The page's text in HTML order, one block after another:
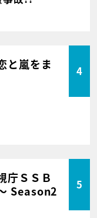
と嵐をま
4
庁ＳＳＢ
Season2
5